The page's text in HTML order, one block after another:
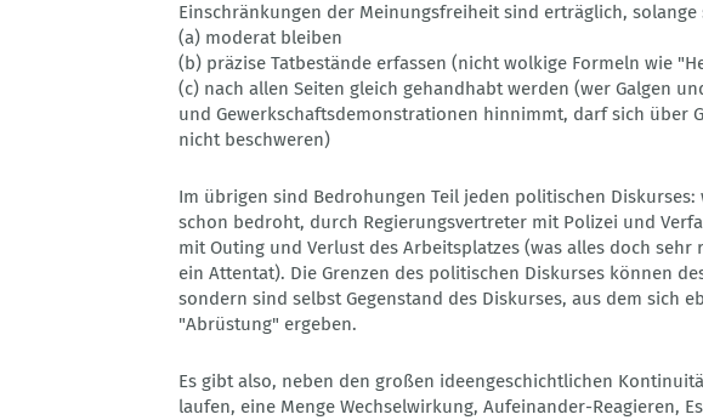
Einschränkungen der Meinungsfreiheit sind erträglich, solange
(a) moderat bleiben
(b) präzise Tatbestände erfassen (nicht wolkige Formeln wie
(c) nach allen Seiten gleich gehandhabt werden (wer Galgen
und Gewerkschaftsdemonstrationen hinnimmt, darf sich über
nicht beschweren)
Im übrigen sind Bedrohungen Teil jeden politischen
schon bedroht, durch Regierungsvertreter mit Polizei und
mit Outing und Verlust des Arbeitsplatzes (was alles doch
ein Attentat). Die Grenzen des politischen Diskurses können
sondern sind selbst Gegenstand des Diskurses, aus dem sich
"Abrüstung" ergeben.
Es gibt also, neben den großen ideengeschichtlichen
laufen, eine Menge Wechselwirkung, Aufeinander-Reagieren,